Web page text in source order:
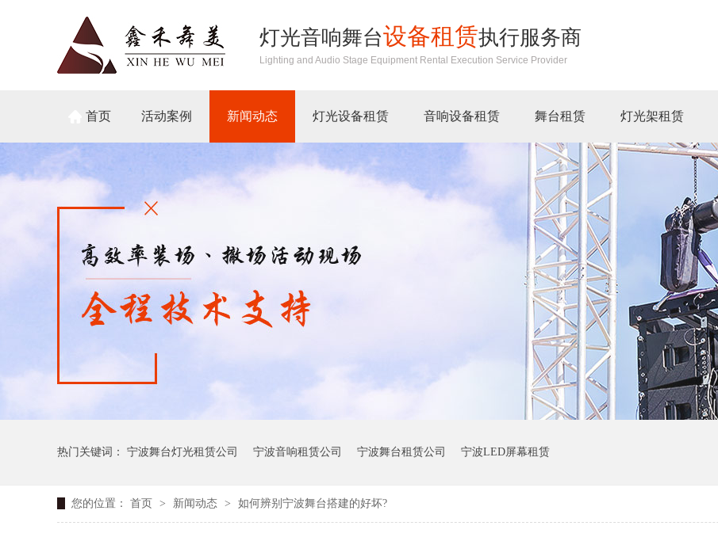
灯光音响舞台设备租赁执行服务商
Lighting and Audio Stage Equipment Rental Execution Service Provider
首页 活动案例 新闻动态 灯光设备租赁 音响设备租赁 舞台租赁 灯光架租赁
热门关键词： 宁波舞台灯光租赁公司 宁波音响租赁公司 宁波舞台租赁公司 宁波LED屏幕租赁
您的位置： 首页 > 新闻动态 > 如何辨别宁波舞台搭建的好坏?